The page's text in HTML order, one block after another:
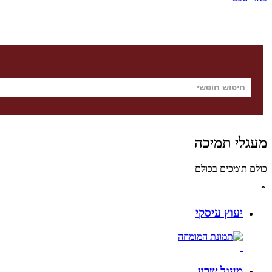
מעגלי תמיכה
כולם תומכים בכולם
⌃
יעוץ עיסקי